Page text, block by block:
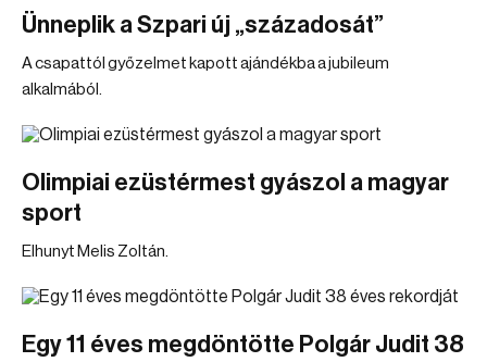
Ünneplik a Szpari új „századosát”
A csapattól győzelmet kapott ajándékba a jubileum
alkalmából.
Olimpiai ezüstérmest gyászol a magyar
sport
Elhunyt Melis Zoltán.
Egy 11 éves megdöntötte Polgár Judit 38